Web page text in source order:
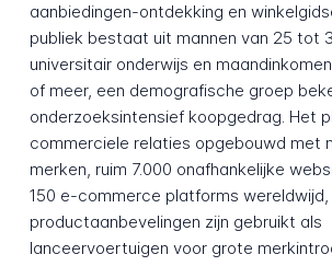
aanbiedingen-ontdekking en
publiek bestaat uit mannen van 25 tot
universitair onderwijs en
of meer, een demografische groep
onderzoeksintensief koopgedrag. Het
commerciele relaties opgebouwd met
merken, ruim 7.000 onafhankelijke
150 e-commerce platforms wereldwijd,
productaanbevelingen zijn gebruikt als
lanceervoertuigen voor grote